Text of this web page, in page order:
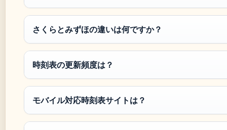
さくらとみずほの違いは何ですか？
時刻表の更新頻度は？
モバイル対応時刻表サイトは？